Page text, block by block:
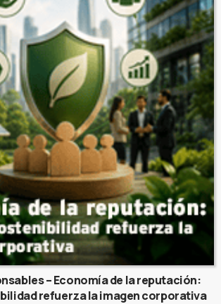
– Economía de la reputación:
refuerza la imagen corporativa